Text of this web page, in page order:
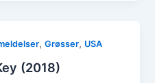
,Grøsser, USA
(2018)